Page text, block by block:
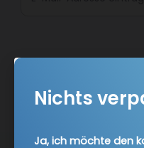
Nichts
Ja, ich möchte den